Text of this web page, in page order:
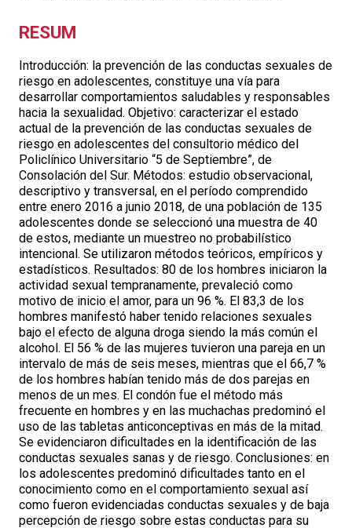
RESUM
Introducción: la prevención de las conductas sexuales de
riesgo en adolescentes, constituye una vía para
desarrollar comportamientos saludables y responsables
hacia la sexualidad. Objetivo: caracterizar el estado
actual de la prevención de las conductas sexuales de
riesgo en adolescentes del consultorio médico del
Policlínico Universitario “5 de Septiembre”, de
Consolación del Sur. Métodos: estudio observacional,
descriptivo y transversal, en el período comprendido
entre enero 2016 a junio 2018, de una población de 135
adolescentes donde se seleccionó una muestra de 40
de estos, mediante un muestreo no probabilístico
intencional. Se utilizaron métodos teóricos, empíricos y
estadísticos. Resultados: 80 de los hombres iniciaron la
actividad sexual tempranamente, prevaleció como
motivo de inicio el amor, para un 96 %. El 83,3 de los
hombres manifestó haber tenido relaciones sexuales
bajo el efecto de alguna droga siendo la más común el
alcohol. El 56 % de las mujeres tuvieron una pareja en un
intervalo de más de seis meses, mientras que el 66,7 %
de los hombres habían tenido más de dos parejas en
menos de un mes. El condón fue el método más
frecuente en hombres y en las muchachas predominó el
uso de las tabletas anticonceptivas en más de la mitad.
Se evidenciaron dificultades en la identificación de las
conductas sexuales sanas y de riesgo. Conclusiones: en
los adolescentes predominó dificultades tanto en el
conocimiento como en el comportamiento sexual así
como fueron evidenciadas conductas sexuales y de baja
percepción de riesgo sobre estas conductas para su